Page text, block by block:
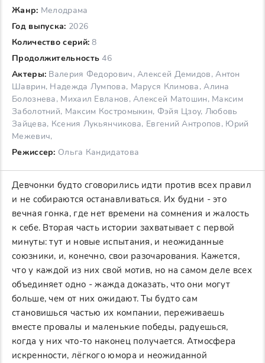
Жанр: Мелодрама
Год выпуска: 2026
Количество серий: 8
Продолжительность 46
Актеры: Валерия Федорович, Алексей Демидов, Антон
Шаврин, Надежда Лумпова, Маруся Климова, Алина
Болознева, Михаил Евланов, Алексей Матошин, Максим
Заболотний, Максим Костромыкин, Фэйя Цзоу, Любовь
Зайцева, Ксения Лукьянчикова, Евгений Антропов, Юрий
Межевич,
Режиссер: Ольга Кандидатова
Девчонки будто сговорились идти против всех правил
и не собираются останавливаться. Их будни - это
вечная гонка, где нет времени на сомнения и жалость
к себе. Вторая часть истории захватывает с первой
минуты: тут и новые испытания, и неожиданные
союзники, и, конечно, свои разочарования. Кажется,
что у каждой из них свой мотив, но на самом деле всех
объединяет одно - жажда доказать, что они могут
больше, чем от них ожидают. Ты будто сам
становишься частью их компании, переживаешь
вместе провалы и маленькие победы, радуешься,
когда у них что-то наконец получается. Атмосфера
искренности, лёгкого юмора и неожиданной